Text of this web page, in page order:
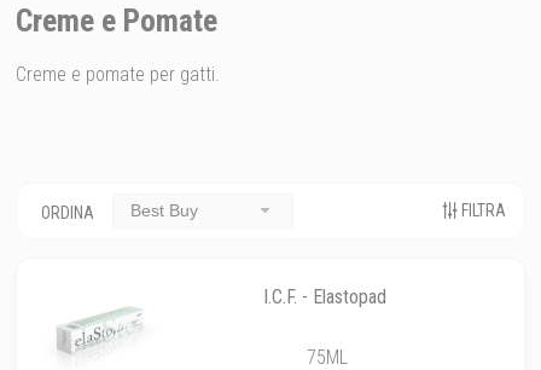
Creme e Pomate
Creme e pomate per gatti.
ORDINA Best Buy FILTRA
I.C.F. - Elastopad
75ML